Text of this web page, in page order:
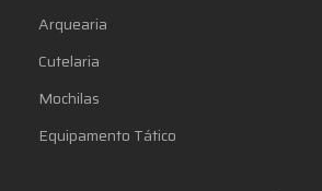
Arquearia
Cutelaria
Mochilas
Equipamento Tático